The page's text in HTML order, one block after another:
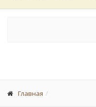
Главная